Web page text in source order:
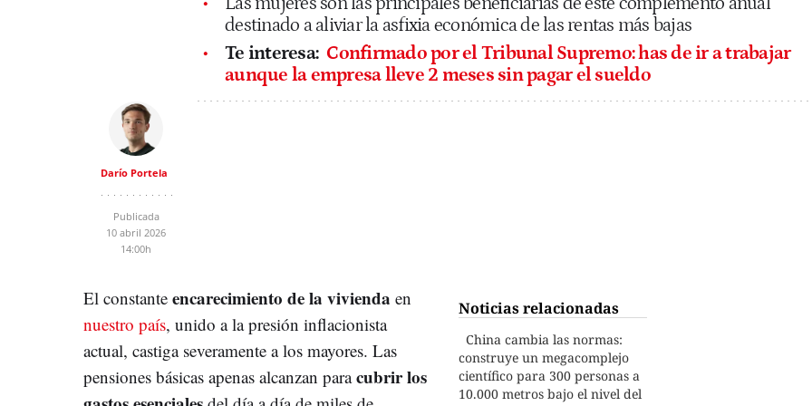
destinado a aliviar la asfixia económica de las rentas más bajas
Te interesa: Confirmado por el Tribunal Supremo: has de ir a trabajar
aunque la empresa lleve 2 meses sin pagar el sueldo
Darío Portela
Publicada
10 abril 2026
14:00h
Noticias relacionadas
China cambia las normas:
construye un megacomplejo
científico para 300 personas a
10.000 metros bajo el nivel del
El constante encarecimiento de la vivienda en
nuestro país, unido a la presión inflacionista
actual, castiga severamente a los mayores. Las
pensiones básicas apenas alcanzan paracubrir los